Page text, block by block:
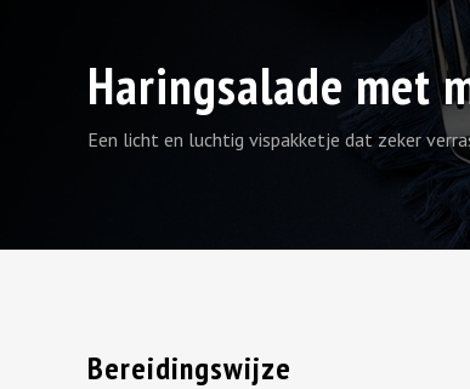
Haringsalade met
Een licht en luchtig vispakketje dat zeker
Bereidingswijze